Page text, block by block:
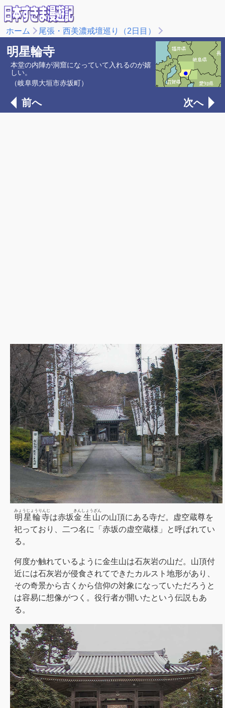
ホーム 尾張・西美濃戒壇巡り（2日目）
明星輪寺
本堂の内陣が洞窟になっていて入れるのが嬉
しい。
（岐阜県大垣市赤坂町）
前へ 次へ
明星輪寺
みょうじょうりんじ
は赤坂金生山
きんしょうざん
の山頂にある寺だ。虚空蔵尊を
祀っており、二つ名に「赤坂の虚空蔵様」と呼ばれてい
る。
何度か触れているように金生山は石灰岩の山だ。山頂付
近には石灰岩が侵食されてできたカルスト地形があり、
その奇景から古くから信仰の対象になっていただろうと
は容易に想像がつく。役行者が開いたという伝説もあ
る。